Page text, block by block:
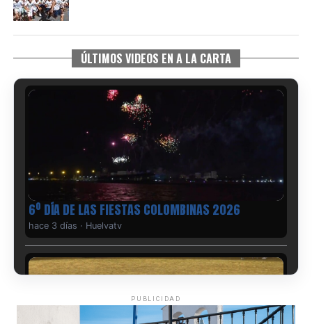
ÚLTIMOS VIDEOS EN A LA CARTA
6º DÍA DE LAS FIESTAS COLOMBINAS 2026
hace 3 días · Huelvatv
PUBLICIDAD